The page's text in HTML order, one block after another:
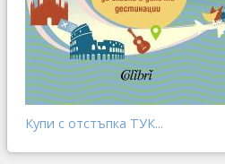
Купи с отстъпка ТУК...